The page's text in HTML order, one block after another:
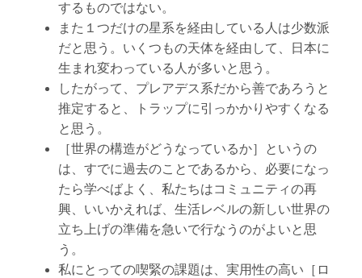
するものではない。
また１つだけの星系を経由している人は少数派
だと思う。いくつもの天体を経由して、日本に
生まれ変わっている人が多いと思う。
したがって、プレアデス系だから善であろうと
推定すると、トラップに引っかかりやすくなる
と思う。
［世界の構造がどうなっているか］というの
は、すでに過去のことであるから、必要になっ
たら学べばよく、私たちはコミュニティの再
興、いいかえれば、生活レベルの新しい世界の
立ち上げの準備を急いで行なうのがよいと思
う。
私にとっての喫緊の課題は、実用性の高い［ロ